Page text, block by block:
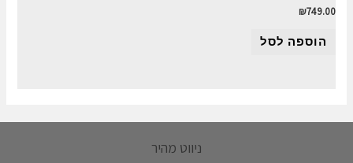
₪749.00
הוספה לסל
ניווט מהיר